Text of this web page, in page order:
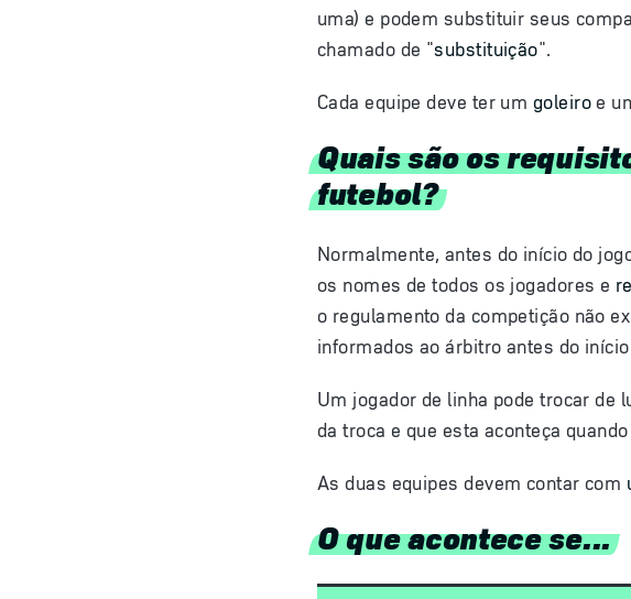
uma) e podem substituir seus
chamado de "substituição".
Cada equipe deve ter um goleiroe
Quais são os
futebol?
Normalmente, antes do início do
os nomes de todos os jogadores e
o regulamento da competição não
informados ao árbitro antes do
Um jogador de linha pode trocar de
da troca e que esta aconteça
As duas equipes devem contar com
O que acontece se...